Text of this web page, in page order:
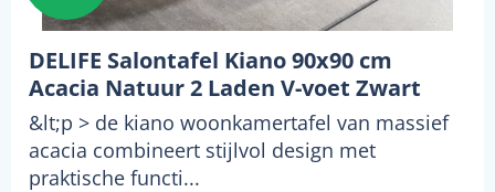
DELIFE Salontafel Kiano 90x90 cm
Acacia Natuur 2 Laden V-voet Zwart
&lt;p > de kiano woonkamertafel van massief
acacia combineert stijlvol design met
praktische functi...